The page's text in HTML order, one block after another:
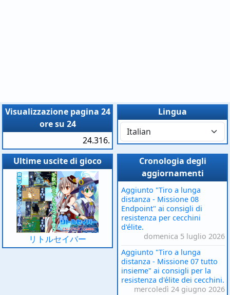
Visualizzazione pagina 24
ore su 24
24.316.
Lingua
Ultime uscite di gioco
リトルセイバー
Cronologia degli
aggiornamenti
Aggiunto "Tiro a lunga
distanza - Missione 08
Endpoint" ai consigli di
resistenza per cecchini
d'élite.
domenica 5 luglio 2026
Aggiunto "Tiro a lunga
distanza - Missione 07 tutto
insieme" ai consigli per la
resistenza d'élite dei cecchini.
mercoledì 24 giugno 2026